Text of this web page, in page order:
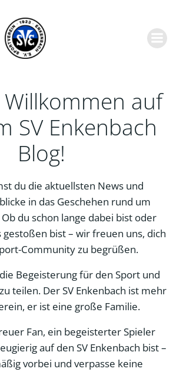
springen
auf
SV Enkenbach
Blog!
du die aktuellsten News und
in das Geschehen rund um
du schon lange dabei bist oder
gestoßen bist – wir freuen uns, dich
Community zu begrüßen.
Begeisterung für den Sport und
teilen. Der SV Enkenbach ist mehr
er ist eine große Familie.
Fan, ein begeisterter Spieler
auf den SV Enkenbach bist –
vorbei und verpasse keine